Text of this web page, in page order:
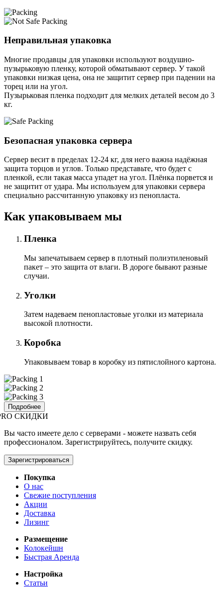
Неправильная упаковка
Многие продавцы для упаковки используют воздушно-
пузырьковую пленку, которой обматывают сервер. У такой
упаковки низкая цена, она не защитит сервер при падении на
торец или на угол.
Пузырьковая пленка подходит для мелких деталей весом до 3
кг.
Безопасная упаковка сервера
Сервер весит в пределах 12-24 кг, для него важна надёжная
защита торцов и углов. Только представьте, что будет с
пленкой, если такая масса упадет на угол. Плёнка порвется и
не защитит от удара. Мы используем для упаковки сервера
специально расcчитанную упаковку из пенопласта.
Как упаковываем мы
Пленка
Мы запечатываем сервер в плотный полиэтиленовый
пакет – это защита от влаги. В дороге бывают разные
случаи.
Уголки
Затем надеваем пенопластовые уголки из материала
высокой плотности.
Коробка
Упаковываем товар в коробку из пятислойного картона.
Подробнее
СКИДКИ
Вы часто имеете дело с серверами - можете назвать себя
профессионалом. Зарегистрируйтесь, получите скидку.
Зарегистрироваться
Покупка
О нас
Свежие поступления
Акции
Доставка
Лизинг
Размещение
Колокейшн
Быстрая Аренда
Настройка
Статьи